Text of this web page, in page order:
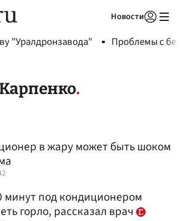
Новости
"Уралдронзавода" Проблемы с
в жару может быть шоком
минут под кондиционером
горло, рассказал врач